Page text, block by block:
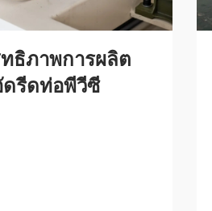
ธิภาพการผลิต
ดรีดท่อพีวีซี